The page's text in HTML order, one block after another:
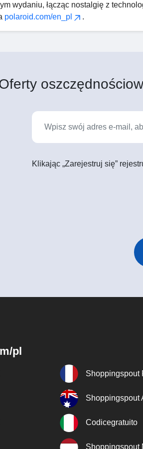
wydaniu, łącząc nostalgię z
polaroid.com/en_pl .
Klikając „Zarejestruj się”
pl
Shoppingspout
Shoppingspout
Codicegratuito
Shoppingspout